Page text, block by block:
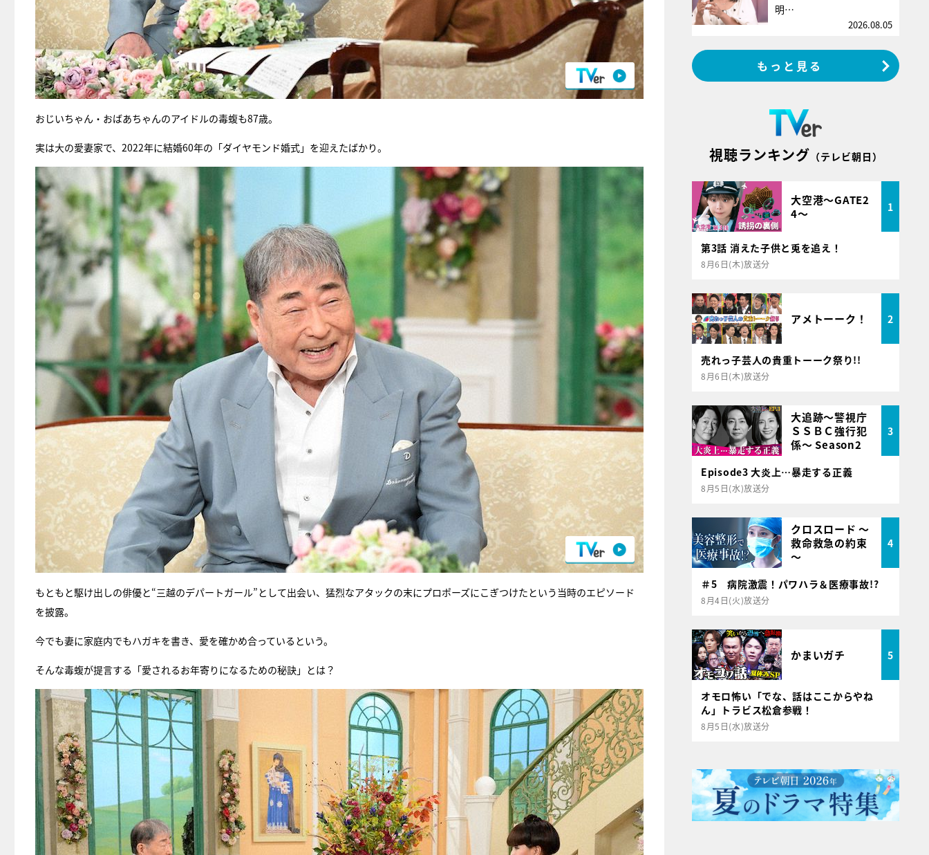
おじいちゃん・おばあちゃんのアイドルの毒蝮も87歳。
実は大の愛妻家で、2022年に結婚60年の「ダイヤモンド婚式」を迎えたばかり。
もともと駆け出しの俳優と“三越のデパートガール”として出会い、猛烈なアタックの末にプロポーズにこぎつけたという当時のエピソード
を披露。
今でも妻に家庭内でもハガキを書き、愛を確かめ合っているという。
そんな毒蝮が提言する「愛されるお年寄りになるための秘訣」とは？
明…
2026.08.05
もっと見る
視聴ランキング （テレビ朝日）
大空港～GATE2
4～
1
第3話 消えた子供と兎を追え！
8月6日(木)放送分
アメトーーク！ 2
売れっ子芸人の貴重トーーク祭り!!
8月6日(木)放送分
大追跡～警視庁
ＳＳＢＣ強行犯
係～ Season2
3
Episode3 大炎上…暴走する正義
8月5日(水)放送分
クロスロード ～
救命救急の約束
～
4
＃5 病院激震！パワハラ＆医療事故!?
8月4日(火)放送分
かまいガチ 5
オモロ怖い「でな、話はここからやね
ん」トラビス松倉参戦！
8月5日(水)放送分